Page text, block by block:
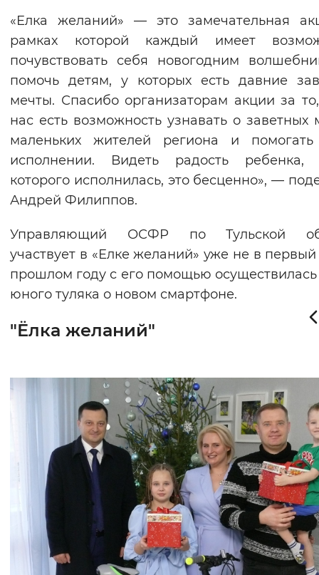
Звуковой ассистент
Воспроизвести Остановить
Вернуть стандартные настройки
«Елка желаний» — это замечательная
рамках которой каждый имеет
почувствовать себя новогодним
помочь детям, у которых есть давние
мечты. Спасибо организаторам акции за
нас есть возможность узнавать о заветных
маленьких жителей региона и
исполнении. Видеть радость ребенка,
которого исполнилась, это бесценно», —
Андрей Филиппов.
Управляющий ОСФР по Тульской
участвует в «Елке желаний» уже не в
прошлом году с его помощью
юного туляка о новом смартфоне.
"Ёлка желаний"